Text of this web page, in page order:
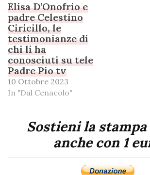
Elisa D’Onofrio e
padre Celestino
Ciricillo, le
testimonianze di
chi li ha
conosciuti su tele
Padre Pio tv
10 Ottobre 2023
In "Dal Cenacolo"
Sostieni la
anche con 1